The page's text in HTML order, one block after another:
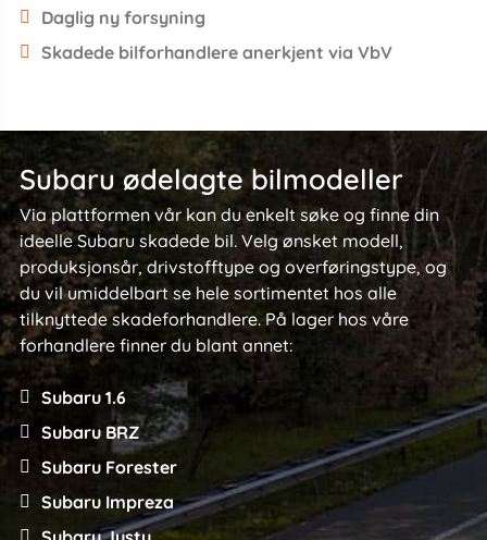
Daglig ny forsyning
Skadede bilforhandlere anerkjent via VbV
Subaru ødelagte bilmodeller
Via plattformen vår kan du enkelt søke og finne din
ideelle Subaru skadede bil. Velg ønsket modell,
produksjonsår, drivstofftype og overføringstype, og
du vil umiddelbart se hele sortimentet hos alle
tilknyttede skadeforhandlere. På lager hos våre
forhandlere finner du blant annet:
Subaru 1.6
Subaru BRZ
Subaru Forester
Subaru Impreza